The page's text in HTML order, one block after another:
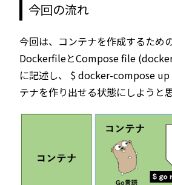
今回の流れ
今回は、コンテナを作成するため
DockerfileとCompose file
に記述し、 $ docker-compose up
テナを作り出せる状態にしようと思